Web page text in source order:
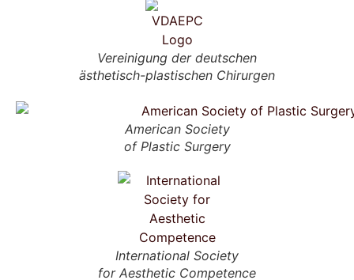
Vereinigung der deutschen
ästhetisch-plastischen Chirurgen
American Society
of Plastic Surgery
International Society
for Aesthetic Competence